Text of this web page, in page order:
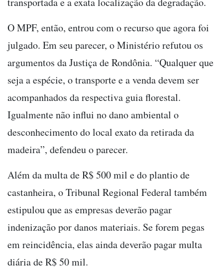
O MPF, então, entrou com o recurso que agora foi
julgado. Em seu parecer, o Ministério refutou os
argumentos da Justiça de Rondônia. “Qualquer que
seja a espécie, o transporte e a venda devem ser
acompanhados da respectiva guia florestal.
Igualmente não influi no dano ambiental o
desconhecimento do local exato da retirada da
madeira”, defendeu o parecer.
Além da multa de R$ 500 mil e do plantio de
castanheira, o Tribunal Regional Federal também
estipulou que as empresas deverão pagar
indenização por danos materiais. Se forem pegas
em reincidência, elas ainda deverão pagar multa
diária de R$ 50 mil.